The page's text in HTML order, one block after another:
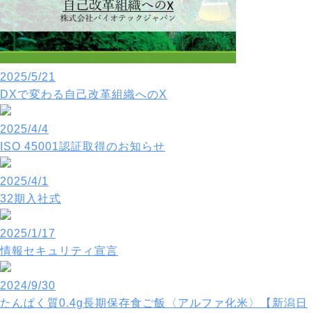
2025/5/21
DXで変わる自己改革組織へのX
2025/4/4
ISO 45001認証取得のお知らせ
2025/4/1
32期入社式
2025/1/17
情報セキュリティ宣言
2024/9/30
たんぱく質0.4g長期保存食ご飯〈アルファ化米〉【新潟日